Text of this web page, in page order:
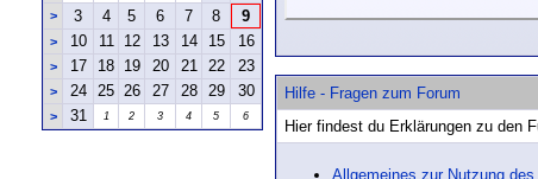
> 3 4 5 6 7 8 9
> 10 11 12 13 14 15 16
> 17 18 19 20 21 22 23
> 24 25 26 27 28 29 30
> 31 1 2 3 4 5 6
Hilfe - Fragen zum Forum
Hier findest du Erklärungen zu den
Allgemeines zur Nutzung des